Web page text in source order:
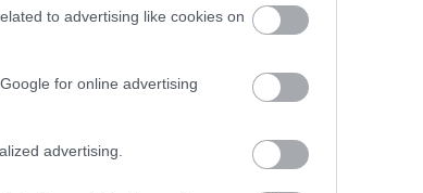
to advertising like cookies on
for online advertising
advertising.
amelyből később az egyik
hogy egy gyakran idézett anekdota szerint
ahol gyerekkorának egy részét
A biztosan igazolható rész
válhat egy apró, hétköznapi állat az